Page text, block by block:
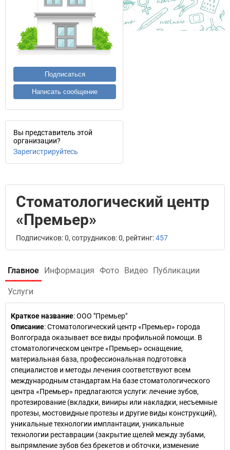
Подписаться
Написать сообщение
Вы представитель этой
организации?
Зарегистрируйтесь
Стоматологический центр
«Премьер»
Подписчиков: 0, сотрудников: 0, рейтинг:457
Главное Информация Фото Видео Публикации
Услуги
Краткое название:ООО "Премьер"
Описание: Стоматологический центр «Премьер» города
Волгограда оказывает все виды профильной помощи. В
стоматологическом центре «Премьер» оснащение,
материальная база, профессиональная подготовка
специалистов и методы лечения соответствуют всем
международным стандартам.На базе стоматологического
центра «Премьер» предлагаются услуги: лечение зубов,
протезирование (вкладки, виниры или накладки, несъемные
протезы, мостовидные протезы и другие виды конструкций),
уникальные технологии имплантации, уникальные
технологии реставрации (закрытие щелей между зубами,
выпрямление зубов без брекетов и обточки, изменение